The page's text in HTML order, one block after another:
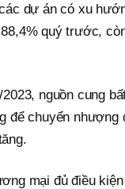
dự án có xu
quý trước,
nguồn cung
để chuyển
mại đủ điều